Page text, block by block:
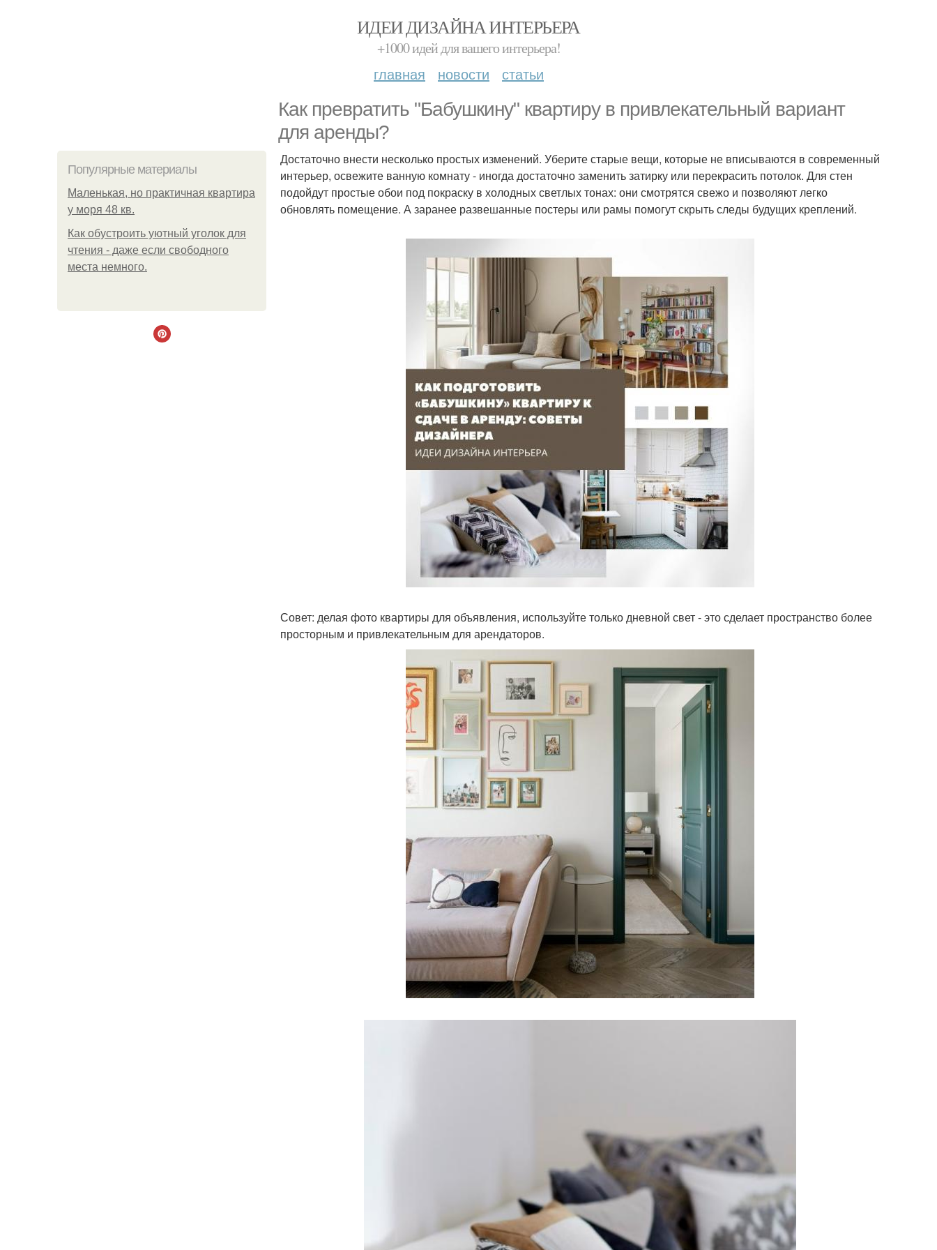
ИДЕИ ДИЗАЙНА ИНТЕРЬЕРА
+1000 идей для вашего интерьера!
главная новости статьи
Как превратить "Бабушкину" квартиру в привлекательный вариант
для аренды?
Популярные материалы
Маленькая, но практичная квартира
у моря 48 кв.
Как обустроить уютный уголок для
чтения - даже если свободного
места немного.
Достаточно внести несколько простых изменений. Уберите старые вещи, которые не вписываются в современный
интерьер, освежите ванную комнату - иногда достаточно заменить затирку или перекрасить потолок. Для стен
подойдут простые обои под покраску в холодных светлых тонах: они смотрятся свежо и позволяют легко
обновлять помещение. А заранее развешанные постеры или рамы помогут скрыть следы будущих креплений.
Совет: делая фото квартиры для объявления, используйте только дневной свет - это сделает пространство более
просторным и привлекательным для арендаторов.